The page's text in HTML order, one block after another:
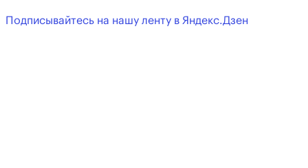
Подписывайтесь на нашу ленту в Яндекс.Дзен